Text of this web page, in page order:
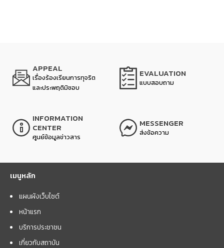
APPEAL
เรื่องร้องเรียนการทุจริต
และประพฤติมิชอบ
EVALUATION
แบบสอบถาม
INFORMATION
CENTER
ศูนย์ข้อมูลข่าวสาร
MESSENGER
ส่งข้อความ
เมนูหลัก
แผนผังเว็บไซต์
หน้าแรก
บริการประชาชน
เกี่ยวกับสถาบัน